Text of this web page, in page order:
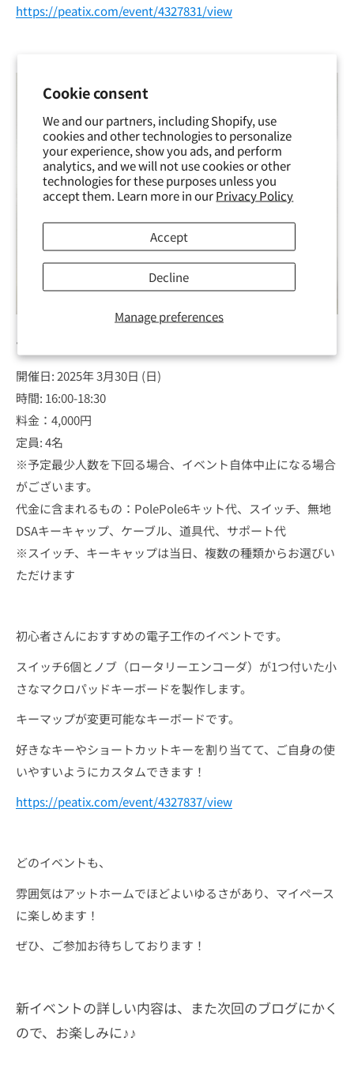
Cookie consent
We and our partners, including Shopify, use
cookies and other technologies to personalize
your experience, show you ads, and perform
analytics, and we will not use cookies or other
technologies for these purposes unless you
accept them. Learn more in ourPrivacy Policy
Manage preferences
Accept
Decline
https://peatix.com/event/4327831/view
マクロパッドPolePole6キットを組み立ててみよう！
開催日: 2025年 3月30日 (日)
時間: 16:00-18:30
料金：4,000円
定員: 4名
※予定最少人数を下回る場合、イベント自体中止になる場合
がございます。
代金に含まれるもの：PolePole6キット代、スイッチ、無地
DSAキーキャップ、ケーブル、道具代、サポート代
※スイッチ、キーキャップは当日、複数の種類からお選びい
ただけます
初心者さんにおすすめの電子工作のイベントです。
スイッチ6個とノブ（ロータリーエンコーダ）が1つ付いた小
さなマクロパッドキーボードを製作します。
キーマップが変更可能なキーボードです。
好きなキーやショートカットキーを割り当てて、ご自身の使
いやすいようにカスタムできます！
https://peatix.com/event/4327837/view
どのイベントも、
雰囲気はアットホームでほどよいゆるさがあり、マイペース
に楽しめます！
ぜひ、ご参加お待ちしております！
新イベントの詳しい内容は、また次回のブログにかく
ので、お楽しみに♪♪